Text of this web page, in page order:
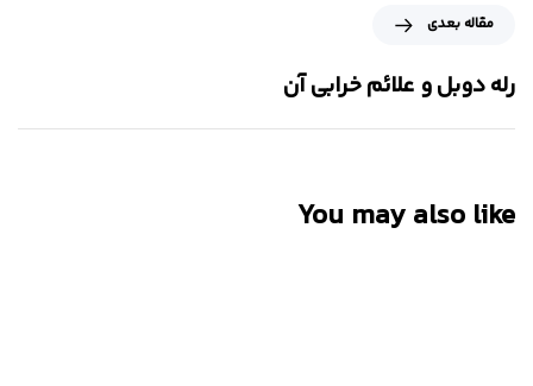
مقاله بعدی
رله دوبل و علائم خرابی آن
You may also like